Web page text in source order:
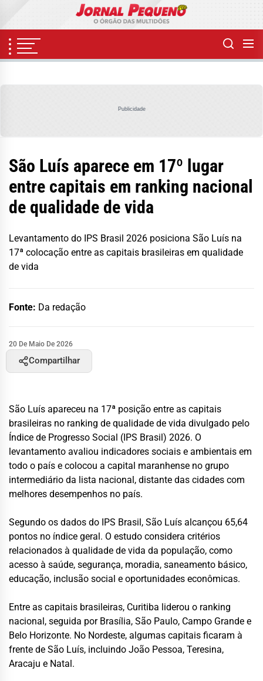
content
Publicidade
São Luís aparece em 17º lugar
entre capitais em ranking nacional
de qualidade de vida
Levantamento do IPS Brasil 2026 posiciona São Luís na
17ª colocação entre as capitais brasileiras em qualidade
de vida
Fonte: Da redação
20 De Maio De 2026
Compartilhar
São Luís apareceu na 17ª posição entre as capitais
brasileiras no ranking de qualidade de vida divulgado pelo
Índice de Progresso Social (IPS Brasil) 2026. O
levantamento avaliou indicadores sociais e ambientais em
todo o país e colocou a capital maranhense no grupo
intermediário da lista nacional, distante das cidades com
melhores desempenhos no país.
Segundo os dados do IPS Brasil, São Luís alcançou 65,64
pontos no índice geral. O estudo considera critérios
relacionados à qualidade de vida da população, como
acesso à saúde, segurança, moradia, saneamento básico,
educação, inclusão social e oportunidades econômicas.
Entre as capitais brasileiras, Curitiba liderou o ranking
nacional, seguida por Brasília, São Paulo, Campo Grande e
Belo Horizonte. No Nordeste, algumas capitais ficaram à
frente de São Luís, incluindo João Pessoa, Teresina,
Aracaju e Natal.